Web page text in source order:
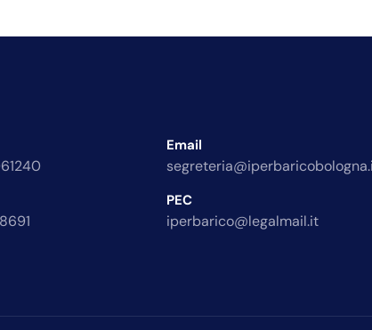
Email
PEC
iperbarico@legalmail.it